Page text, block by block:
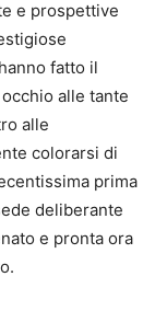
e prospettive
fatto il
alle tante
alle
colorarsi di
prima
deliberante
e pronta ora